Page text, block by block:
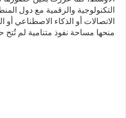
التكنولوجية والرقمية مع دول
الاتصالات أو الذكاء الاصطناعي أو
منحها مساحة نفوذ متنامية لم تُتح